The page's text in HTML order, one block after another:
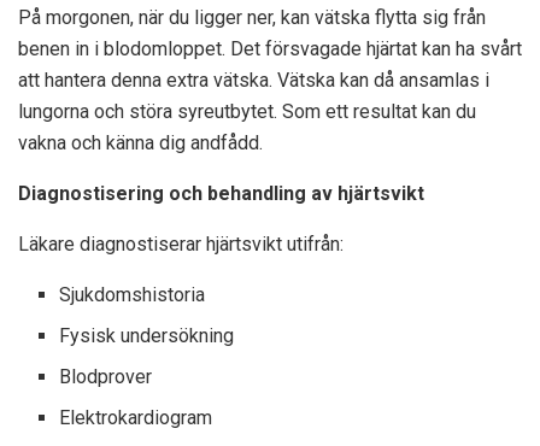
På morgonen, när du ligger ner, kan vätska flytta sig från
benen in i blodomloppet. Det försvagade hjärtat kan ha svårt
att hantera denna extra vätska. Vätska kan då ansamlas i
lungorna och störa syreutbytet. Som ett resultat kan du
vakna och känna dig andfådd.
Diagnostisering och behandling av hjärtsvikt
Läkare diagnostiserar hjärtsvikt utifrån:
Sjukdomshistoria
Fysisk undersökning
Blodprover
Elektrokardiogram